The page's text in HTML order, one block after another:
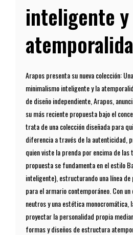
inteligente
Arapos presenta su nueva colección:
minimalismo inteligente y la
de diseño independiente, Arapos,
su más reciente propuesta bajo el
trata de una colección diseñada para
diferencia a través de la autenticidad,
quien viste la prenda por encima de las
propuesta se fundamenta en el estilo
inteligente), estructurando una línea
para el armario contemporáneo. Con
neutros y una estética monocromática,
proyectar la personalidad propia
formas y diseños de estructura